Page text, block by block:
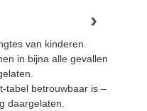
van kinderen.
in bijna alle gevallen
tabel betrouwbaar is –
daargelaten.